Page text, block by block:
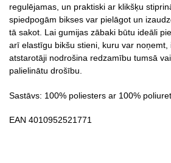
regulējamas, un praktiski ar klikšķu
spiedpogām bikses var pielāgot un
tā sakot. Lai gumijas zābaki būtu ideāli
arī elastīgu bikšu stieni, kuru var noņemt,
atstarotāji nodrošina redzamību tumsā
palielinātu drošību.
Sastāvs: 100% poliesters ar 100%
EAN 4010952521771